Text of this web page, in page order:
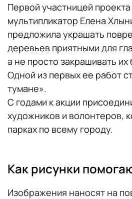
Первой участницей
мультипликатор Елена
предложила украшать
деревьев приятными для
а не просто закрашивать их
Одной из первых ее работ
тумане».
С годами к акции
художников и волонтеров,
парках по всему городу.
Как рисунки
Изображения наносят на